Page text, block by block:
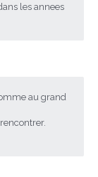
les annees
au grand